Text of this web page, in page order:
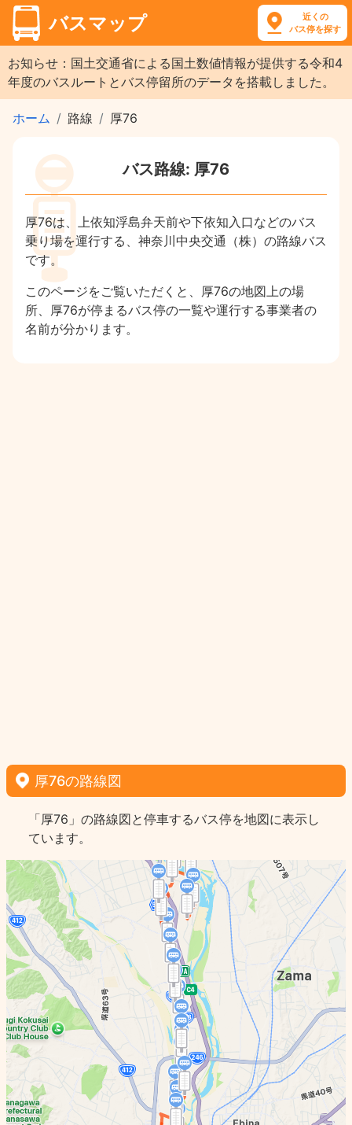
バスマップ
近くの
バス停を探す
お知らせ：国土交通省による国土数値情報が提供する令和4
年度のバスルートとバス停留所のデータを搭載しました。
ホーム 路線 厚76
バス路線: 厚76
厚76は、上依知浮島弁天前や下依知入口などのバス
乗り場を運行する、神奈川中央交通（株）の路線バス
です。
このページをご覧いただくと、厚76の地図上の場
所、厚76が停まるバス停の一覧や運行する事業者の
名前が分かります。
厚76の路線図
「厚76」の路線図と停車するバス停を地図に表示し
ています。